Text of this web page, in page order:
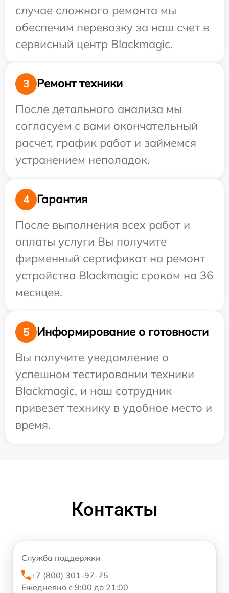
случае сложного ремонта мы
обеспечим перевозку за наш счет в
сервисный центр Blackmagic.
3
Ремонт техники
После детального анализа мы
согласуем с вами окончательный
расчет, график работ и займемся
устранением неполадок.
4
Гарантия
После выполнения всех работ и
оплаты услуги Вы получите
фирменный сертификат на ремонт
устройства Blackmagic сроком на 36
месяцев.
5
Информирование о готовности
Вы получите уведомление о
успешном тестировании техники
Blackmagic, и наш сотрудник
привезет технику в удобное место и
время.
Контакты
Служба поддержки
+7 (800) 301-97-75
Ежедневно с 9:00 до 21:00